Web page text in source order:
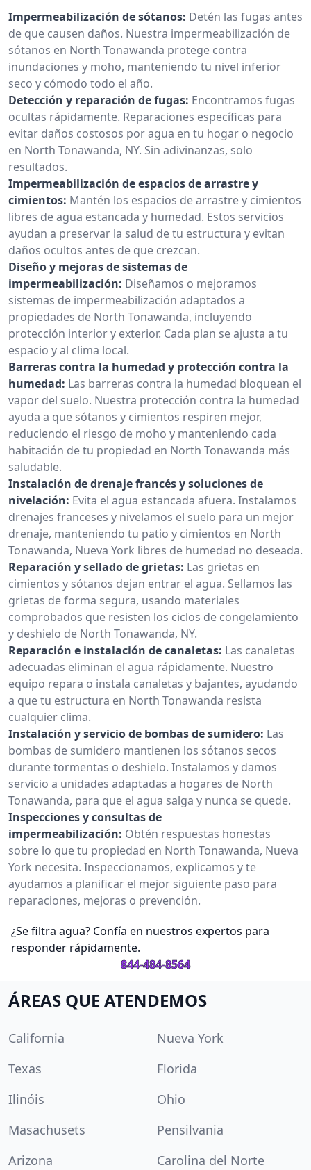
Impermeabilización de sótanos: Detén las fugas antes
de que causen daños. Nuestra impermeabilización de
sótanos en North Tonawanda protege contra
inundaciones y moho, manteniendo tu nivel inferior
seco y cómodo todo el año.
Detección y reparación de fugas: Encontramos fugas
ocultas rápidamente. Reparaciones específicas para
evitar daños costosos por agua en tu hogar o negocio
en North Tonawanda, NY. Sin adivinanzas, solo
resultados.
Impermeabilización de espacios de arrastre y
cimientos: Mantén los espacios de arrastre y cimientos
libres de agua estancada y humedad. Estos servicios
ayudan a preservar la salud de tu estructura y evitan
daños ocultos antes de que crezcan.
Diseño y mejoras de sistemas de
impermeabilización: Diseñamos o mejoramos
sistemas de impermeabilización adaptados a
propiedades de North Tonawanda, incluyendo
protección interior y exterior. Cada plan se ajusta a tu
espacio y al clima local.
Barreras contra la humedad y protección contra la
humedad: Las barreras contra la humedad bloquean el
vapor del suelo. Nuestra protección contra la humedad
ayuda a que sótanos y cimientos respiren mejor,
reduciendo el riesgo de moho y manteniendo cada
habitación de tu propiedad en North Tonawanda más
saludable.
Instalación de drenaje francés y soluciones de
nivelación: Evita el agua estancada afuera. Instalamos
drenajes franceses y nivelamos el suelo para un mejor
drenaje, manteniendo tu patio y cimientos en North
Tonawanda, Nueva York libres de humedad no deseada.
Reparación y sellado de grietas: Las grietas en
cimientos y sótanos dejan entrar el agua. Sellamos las
grietas de forma segura, usando materiales
comprobados que resisten los ciclos de congelamiento
y deshielo de North Tonawanda, NY.
Reparación e instalación de canaletas: Las canaletas
adecuadas eliminan el agua rápidamente. Nuestro
equipo repara o instala canaletas y bajantes, ayudando
a que tu estructura en North Tonawanda resista
cualquier clima.
Instalación y servicio de bombas de sumidero: Las
bombas de sumidero mantienen los sótanos secos
durante tormentas o deshielo. Instalamos y damos
servicio a unidades adaptadas a hogares de North
Tonawanda, para que el agua salga y nunca se quede.
Inspecciones y consultas de
impermeabilización: Obtén respuestas honestas
sobre lo que tu propiedad en North Tonawanda, Nueva
York necesita. Inspeccionamos, explicamos y te
ayudamos a planificar el mejor siguiente paso para
reparaciones, mejoras o prevención.
¿Se filtra agua? Confía en nuestros expertos para
responder rápidamente.
844-484-8564
ÁREAS QUE ATENDEMOS
California
Nueva York
Texas
Florida
Ilinóis
Ohio
Masachusets
Pensilvania
Arizona
Carolina del Norte